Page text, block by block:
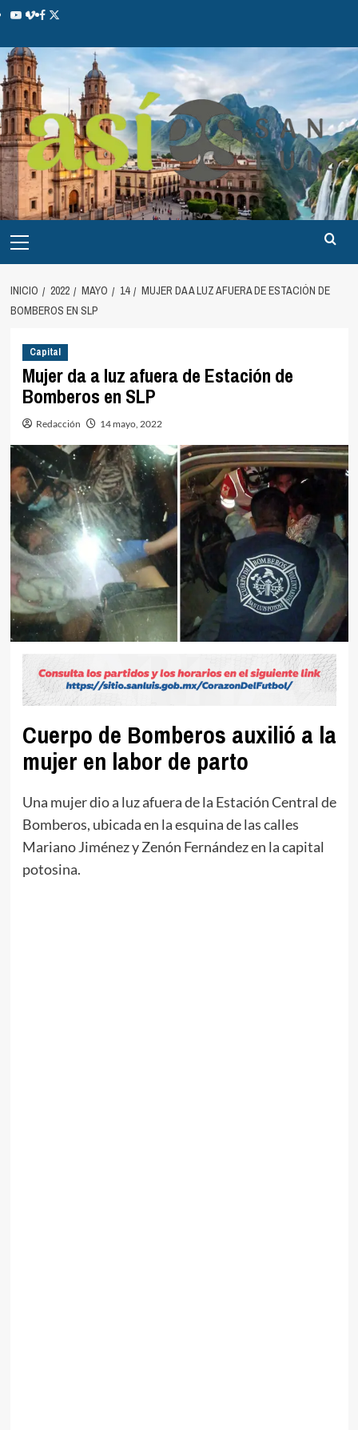
INICIO 2022 MAYO 14
MUJER DA A LUZ AFUERA DE ESTACIÓN DE
BOMBEROS EN SLP
Capital
Mujer da a luz afuera de Estación de
Bomberos en SLP
Redacción 14 mayo, 2022
Cuerpo de Bomberos auxilió a la
mujer en labor de parto
Una mujer dio a luz afuera de la Estación Central de
Bomberos, ubicada en la esquina de las calles
Mariano Jiménez y Zenón Fernández en la capital
potosina.